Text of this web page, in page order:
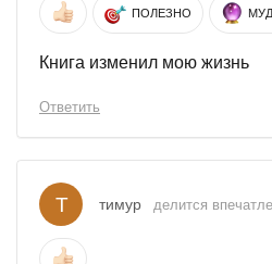
ПОЛЕЗНО
Книга изменил мою жизнь
Ответить
Т тимур делится